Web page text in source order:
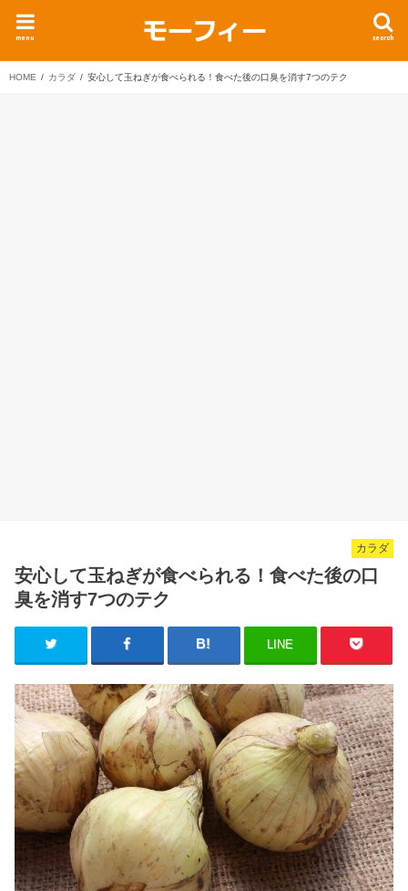
search
menu
HOME カラダ 安心して玉ねぎが食べられる！食べた後の口臭を消す7つのテク
カラダ
安心して玉ねぎが食べられる！食べた後の口
臭を消す7つのテク
LINE